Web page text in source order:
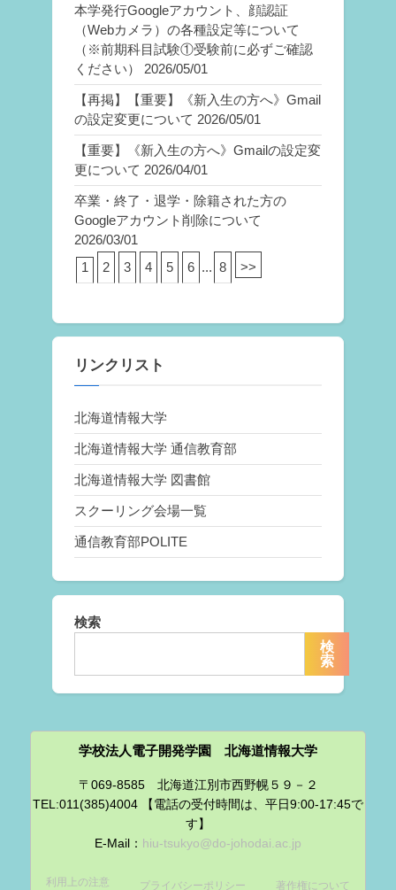
本学発行Googleアカウント、顔認証
（Webカメラ）の各種設定等について
（※前期科目試験①受験前に必ずご確認
ください）
2026/05/01
【再掲】【重要】《新入生の方へ》Gmail
の設定変更について 2026/05/01
【重要】《新入生の方へ》Gmailの設定変
更について 2026/04/01
卒業・終了・退学・除籍された方の
Googleアカウント削除について
2026/03/01
1
2 3 4 5 6 ... 8 >>
リンクリスト
北海道情報大学
北海道情報大学 通信教育部
北海道情報大学 図書館
スクーリング会場一覧
通信教育部POLITE
検索
検
索
学校法人電子開発学園 北海道情報大学
〒069-8585 北海道江別市西野幌５９－２
TEL:011(385)4004 【電話の受付時間は、平日9:00-17:45で
す】
E-Mail： hiu-tsukyo@do-johodai.ac.jp
利用上の注意 プライバシーポリシー 著作権について